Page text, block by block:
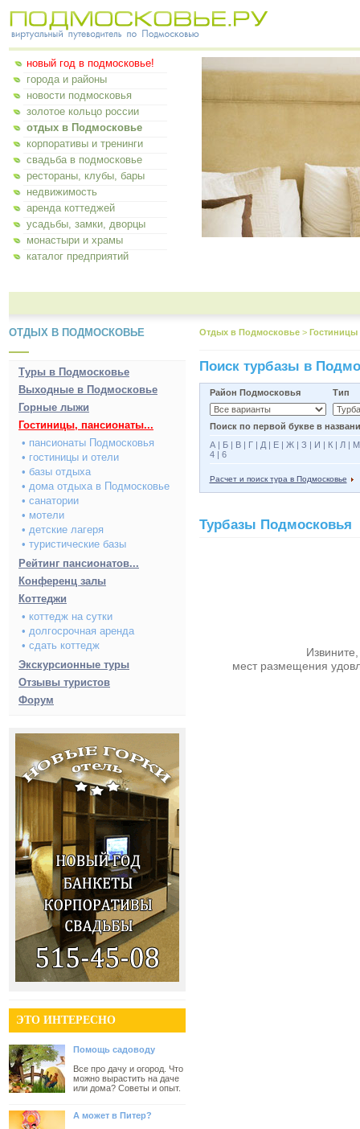
новый год в подмосковье!
города и районы
новости подмосковья
золотое кольцо россии
отдых в Подмосковье
корпоративы и тренинги
свадьба в подмосковье
рестораны, клубы, бары
недвижимость
аренда коттеджей
усадьбы, замки, дворцы
монастыри и храмы
каталог предприятий
ОТДЫХ В ПОДМОСКОВЬЕ
Туры в Подмосковье
Выходные в Подмосковье
Горные лыжи
Гостиницы, пансионаты...
• пансионаты Подмосковья
• гостиницы и отели
• базы отдыха
• дома отдыха в Подмосковье
• санатории
• мотели
• детские лагеря
• туристические базы
Рейтинг пансионатов...
Конференц залы
Коттеджи
• коттедж на сутки
• долгосрочная аренда
• сдать коттедж
Экскурсионные туры
Отзывы туристов
Форум
ЭТО ИНТЕРЕСНО
Помощь садоводу
Все про дачу и огород. Что
можно вырастить на даче
или дома? Советы и опыт.
А может в Питер?
Отдых в Подмосковье >
Поиск турбазы в
Район Подмосковья Тип
Поиск по первой букве в
А| Б| В| Г| Д| Е| Ж| З | И | К| Л| М
4| 6
Расчет и поиск тура в Подмосковье
Турбазы Подмосковья
мест размещения